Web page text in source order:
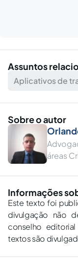
Assuntos
Aplicativos de
Sobre o autor
áreas
Informações
Este texto foi
divulgação não
conselho
textos são